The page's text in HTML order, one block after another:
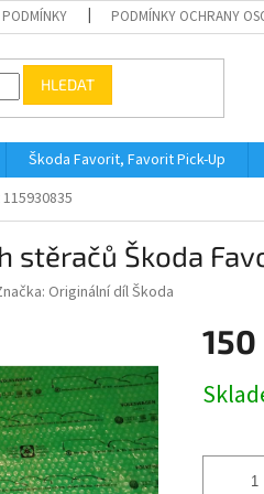
PODMÍNKY OCHRANY
HLEDAT
Škoda Favorit, Favorit Pick-Up
stěračů Škoda
Originální díl Škoda
150
cena: